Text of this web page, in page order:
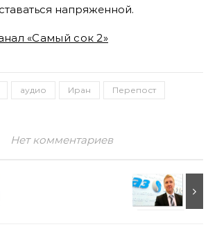
напряженной.
«Самый сок 2»
аудио Иран
Перепост
Нет комментариев